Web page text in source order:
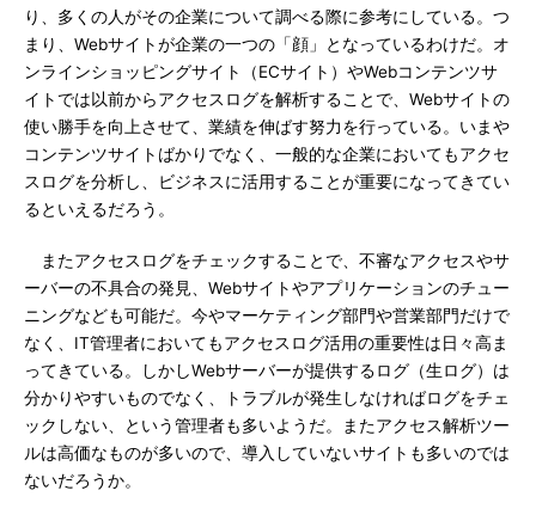
り、多くの人がその企業について調べる際に参考にしている。つ
まり、Webサイトが企業の一つの「顔」となっているわけだ。オ
ンラインショッピングサイト（ECサイト）やWebコンテンツサ
イトでは以前からアクセスログを解析することで、Webサイトの
使い勝手を向上させて、業績を伸ばす努力を行っている。いまや
コンテンツサイトばかりでなく、一般的な企業においてもアクセ
スログを分析し、ビジネスに活用することが重要になってきてい
るといえるだろう。
またアクセスログをチェックすることで、不審なアクセスやサ
ーバーの不具合の発見、Webサイトやアプリケーションのチュー
ニングなども可能だ。今やマーケティング部門や営業部門だけで
なく、IT管理者においてもアクセスログ活用の重要性は日々高ま
ってきている。しかしWebサーバーが提供するログ（生ログ）は
分かりやすいものでなく、トラブルが発生しなければログをチェ
ックしない、という管理者も多いようだ。またアクセス解析ツー
ルは高価なものが多いので、導入していないサイトも多いのでは
ないだろうか。